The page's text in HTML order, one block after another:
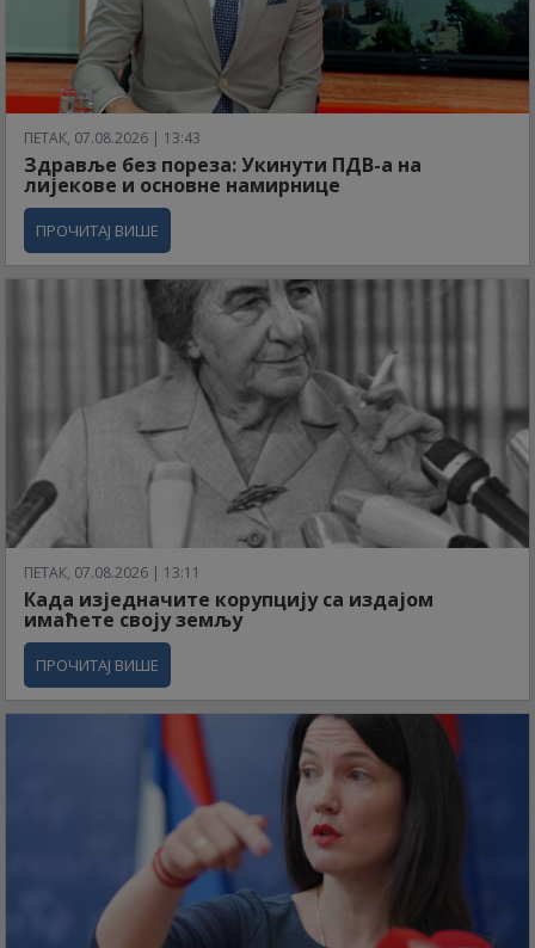
ПЕТАК, 07.08.2026 | 13:43
Здравље без пореза: Укинути ПДВ-а на
лијекове и основне намирнице
ПРОЧИТАЈ ВИШЕ
ПЕТАК, 07.08.2026 | 13:11
Када изједначите корупцију са издајом
имаћете своју земљу
ПРОЧИТАЈ ВИШЕ